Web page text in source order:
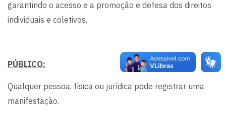
garantindo o acesso e a promoção e defesa dos direitos
individuais e coletivos.
PÚBLICO:
Qualquer pessoa, física ou jurídica pode registrar uma
manifestação.